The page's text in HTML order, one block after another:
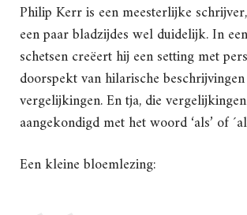
Philip Kerr is een meesterlijke
een paar bladzijdes wel duidelijk. In
schetsen creëert hij een setting met
doorspekt van hilarische
vergelijkingen. En tja, die
aangekondigd met het woord ‘als’ of
Een kleine bloemlezing: